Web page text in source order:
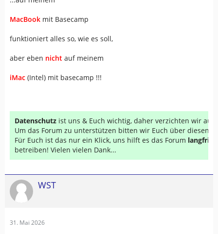
MacBook mit Basecamp
funktioniert alles so, wie es soll,
aber eben nicht auf meinem
iMac (Intel) mit basecamp !!!
Datenschutz ist uns & Euch wichtig, daher verzichten wir auf
Um das Forum zu unterstützen bitten wir Euch über diesen
Für Euch ist das nur ein Klick, uns hilft es das Forum
betreiben! Vielen vielen Dank...
WST
31. Mai 2026